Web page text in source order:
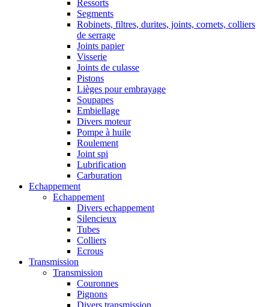
Ressorts
Segments
Robinets, filtres, durites, joints, cornets, colliers
de serrage
Joints papier
Visserie
Joints de culasse
Pistons
Lièges pour embrayage
Soupapes
Embiellage
Divers moteur
Pompe à huile
Roulement
Joint spi
Lubrification
Carburation
Echappement
Echappement
Divers echappement
Silencieux
Tubes
Colliers
Ecrous
Transmission
Transmission
Couronnes
Pignons